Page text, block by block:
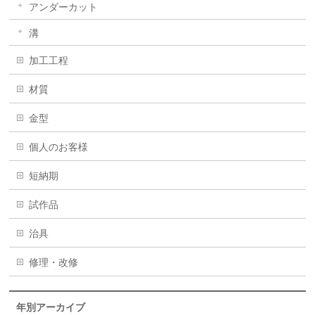
アンダーカット
溝
加工工程
材質
金型
個人のお客様
短納期
試作品
治具
修理・改修
年別アーカイブ